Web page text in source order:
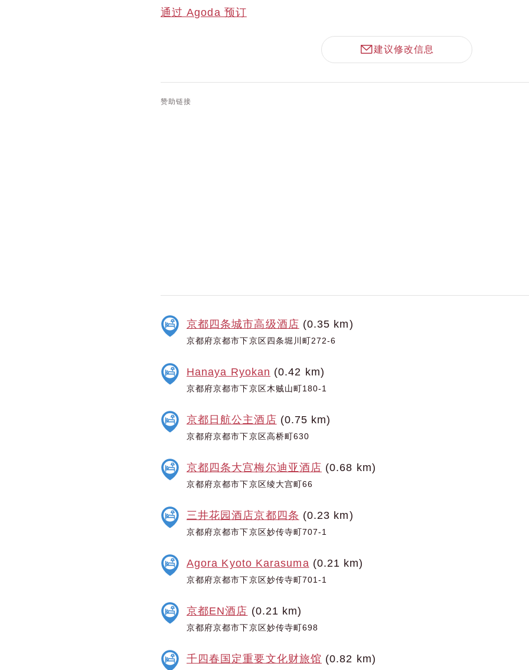
通过 Agoda 预订
建议修改信息
赞助链接
京都四条城市高级酒店 (0.35 km)
京都府京都市下京区四条堀川町272-6
Hanaya Ryokan (0.42 km)
京都府京都市下京区木贼山町180-1
京都日航公主酒店 (0.75 km)
京都府京都市下京区高桥町630
京都四条大宫梅尔迪亚酒店 (0.68 km)
京都府京都市下京区绫大宫町66
三井花园酒店京都四条 (0.23 km)
京都府京都市下京区妙传寺町707-1
Agora Kyoto Karasuma (0.21 km)
京都府京都市下京区妙传寺町701-1
京都EN酒店 (0.21 km)
京都府京都市下京区妙传寺町698
千四春国定重要文化财旅馆 (0.82 km)